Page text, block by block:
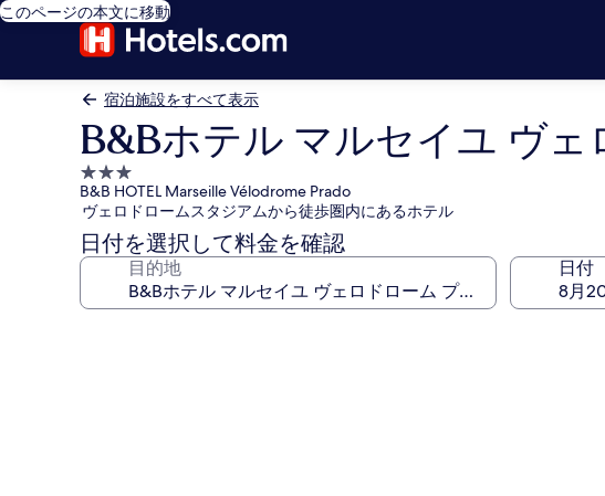
このページの本文に移動
宿泊施設をすべて表示
B&Bホテル マルセイユ ヴェ
3.0
つ
星
宿
泊
B&B HOTEL Marseille Vélodrome Prado
ヴェロドロームスタジアムから徒歩圏内にあるホテル
日付を選択して料金を確認
目的地 日付